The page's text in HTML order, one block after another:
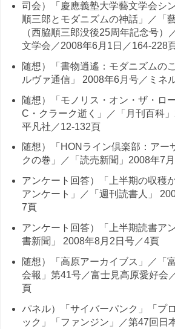
司会）「慶應義塾大学藝文学会シ
順三郎とモダニズムの神話」／「
（西脇順三郎没後25周年記念号）
文学会／2008年6月1日／164-228
随想）「書物逍遙：モダニズムの
ルヴァ通信」 2008年6月号／ミネ
随想）「モノリス・オン・ザ・ロ
C・クラーク逝く」／「月刊百科
平凡社／12-132頁
随想）「HONライン倶楽部：アー
クの巻」／「読売新聞」2008年7
アンケート回答）「上半期の収
アンケート」／「週刊読書人」
7頁
アンケート回答）「上半期読書ア
書新聞」 2008年8月2日号／4頁
随想）「高原アーカイブス」／「
会報」第41号／富士見高原愛好会
頁
パネル）「サイバーパンク」「プ
ック」「ファンジン」／第47回日